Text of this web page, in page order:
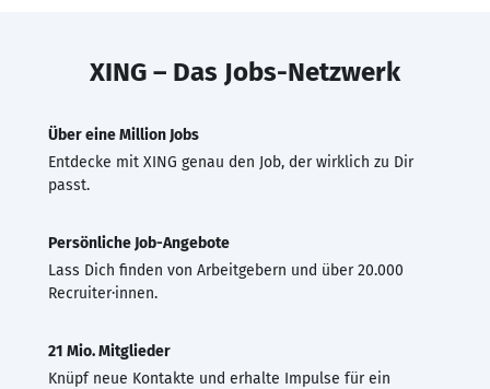
XING – Das Jobs-Netzwerk
Über eine Million Jobs
Entdecke mit XING genau den Job, der wirklich zu Dir
passt.
Persönliche Job-Angebote
Lass Dich finden von Arbeitgebern und über 20.000
Recruiter·innen.
21 Mio. Mitglieder
Knüpf neue Kontakte und erhalte Impulse für ein